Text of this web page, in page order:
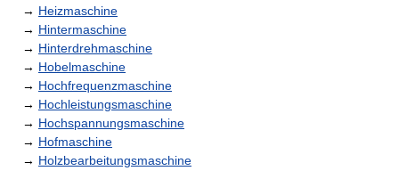
→ Heizmaschine
→ Hintermaschine
→ Hinterdrehmaschine
→ Hobelmaschine
→ Hochfrequenzmaschine
→ Hochleistungsmaschine
→ Hochspannungsmaschine
→ Hofmaschine
→ Holzbearbeitungsmaschine